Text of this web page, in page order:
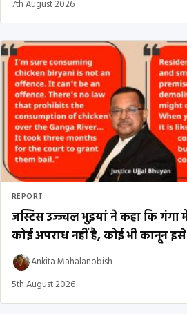
7th August 2026
REPORT
जस्टिस उज्ज्वल भुइयां ने कहा कि गंगा
कोई अपराध नहीं है, कोई भी कानून इसे
Ankita Mahalanobish
5th August 2026